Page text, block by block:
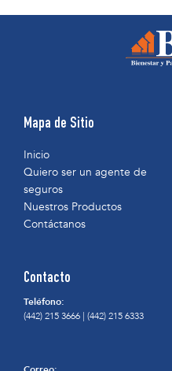
Mapa de Sitio
Inicio
Quiero ser un agente de
seguros
Nuestros Productos
Contáctanos
Contacto
Teléfono:
(442) 215 3666 | (442) 215 6333